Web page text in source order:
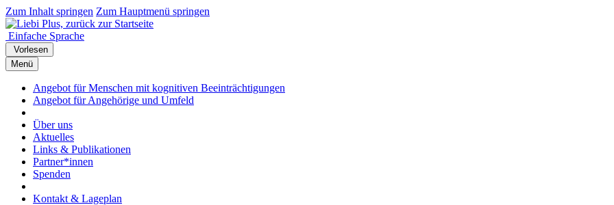
Zum Inhalt springen Zum Hauptmenü springen
Einfache Sprache
Vorlesen
Menü
Angebot für Menschen mit kognitiven Beeinträchtigungen
Angebot für Angehörige und Umfeld
Über uns
Aktuelles
Links & Publikationen
Partner*innen
Spenden
Kontakt & Lageplan